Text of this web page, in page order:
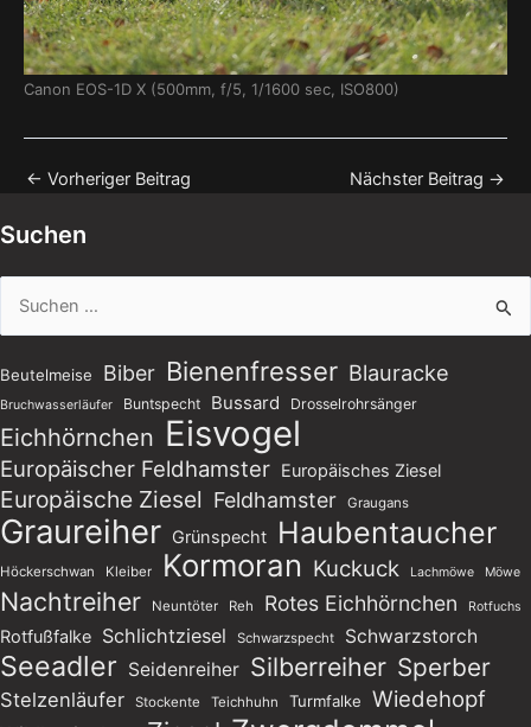
Canon EOS-1D X (500mm, f/5, 1/1600 sec, ISO800)
← Vorheriger Beitrag Nächster Beitrag →
Suchen
nach:
Beutelmeise Biber Bienenfresser Blauracke
Bruchwasserläufer Buntspecht Bussard Drosselrohrsänger
Eichhörnchen Eisvogel
Europäischer Feldhamster Europäisches Ziesel
Europäische Ziesel Feldhamster Graugans
Graureiher Grünspecht Haubentaucher
Höckerschwan Kleiber Kormoran Kuckuck Lachmöwe Möwe
Nachtreiher Neuntöter Reh Rotes Eichhörnchen Rotfuchs
Rotfußfalke Schlichtziesel Schwarzspecht Schwarzstorch
Seeadler Seidenreiher Silberreiher Sperber
Stelzenläufer Stockente Teichhuhn Turmfalke Wiedehopf